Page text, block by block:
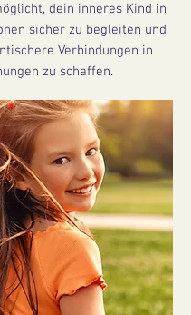
dein inneres Kind in
sicher zu begleiten und
Verbindungen in
zu schaffen.